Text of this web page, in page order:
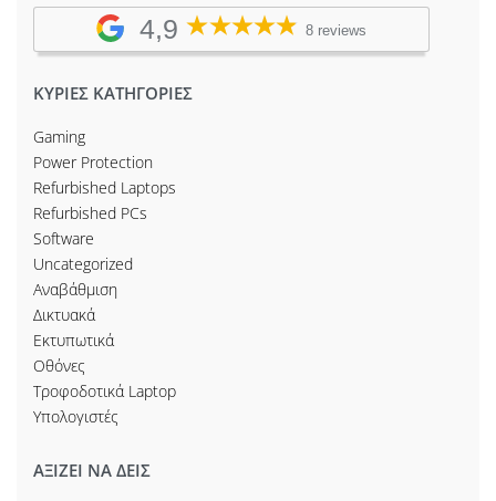
4,9 8 reviews
ΚΥΡΙΕΣ ΚΑΤΗΓΟΡΙΕΣ
Gaming
Power Protection
Refurbished Laptops
Refurbished PCs
Software
Uncategorized
Αναβάθμιση
Δικτυακά
Εκτυπωτικά
Οθόνες
Τροφοδοτικά Laptop
Υπολογιστές
ΑΞΙΖΕΙ ΝΑ ΔΕΙΣ